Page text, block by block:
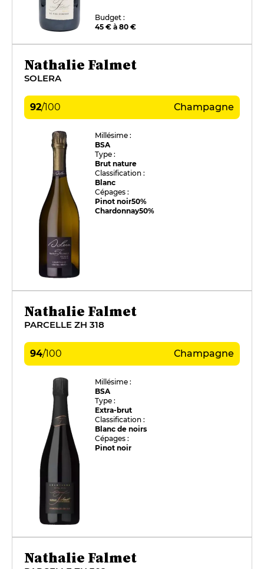
Budget :
45 € à 80 €
Nathalie Falmet
SOLERA
92/100 Champagne
Millésime :
BSA
Type :
Brut nature
Classification :
Blanc
Cépages :
Pinot noir50%
Chardonnay50%
Nathalie Falmet
PARCELLE ZH 318
94/100 Champagne
Millésime :
BSA
Type :
Extra-brut
Classification :
Blanc de noirs
Cépages :
Pinot noir
Nathalie Falmet